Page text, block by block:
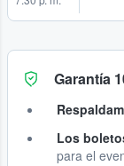
Garantía
Los
para el